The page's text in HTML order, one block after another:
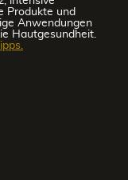
Produkte und
Anwendungen
Hautgesundheit.